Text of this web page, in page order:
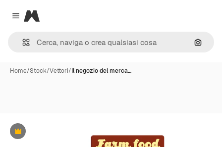
Close menu
Magnific
Cerca
Home/Stock/Vettori/Il negozio del merca…
Premium